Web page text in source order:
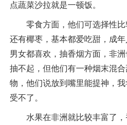
点蔬菜沙拉就是一顿饭。
零食方面，他们可选择性
还有椰枣，基本都爱吃甜，成年
男女都喜欢，抽香烟方面，非
抽不起，但他们有一种烟末混
物，他们说放到嘴里能提神，
受不了。
水果在非洲就比较丰富了